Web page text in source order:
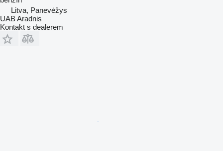
Litva, Panevėžys
UAB Aradnis
Kontakt s dealerem